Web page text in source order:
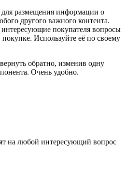
для размещения информации о
другого важного контента.
покупателя вопросы
покупке. Используйте её по своему
обратно, изменив одну
Очень удобно.
на любой интересующий вопрос